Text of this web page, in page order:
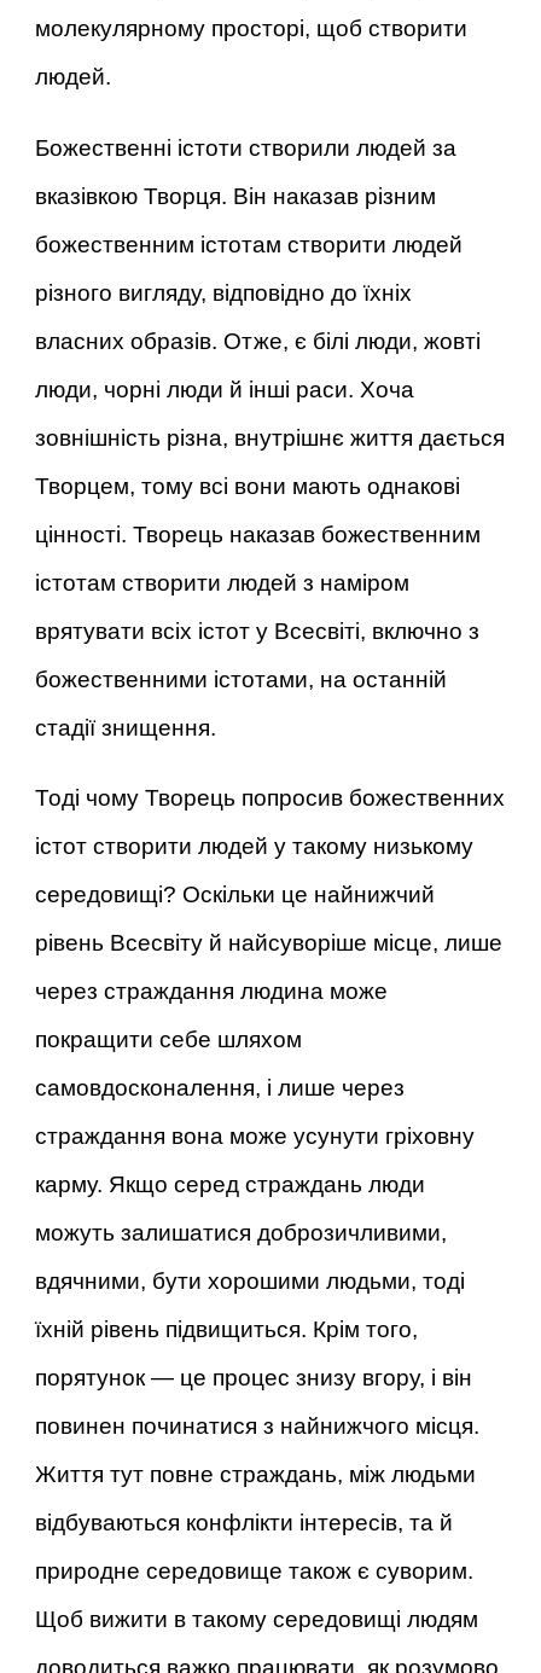
молекулярному просторі, щоб створити
людей.
Божественні істоти створили людей за
вказівкою Творця. Він наказав різним
божественним істотам створити людей
різного вигляду, відповідно до їхніх
власних образів. Отже, є білі люди, жовті
люди, чорні люди й інші раси. Хоча
зовнішність різна, внутрішнє життя дається
Творцем, тому всі вони мають однакові
цінності. Творець наказав божественним
істотам створити людей з наміром
врятувати всіх істот у Всесвіті, включно з
божественними істотами, на останній
стадії знищення.
Тоді чому Творець попросив божественних
істот створити людей у такому низькому
середовищі? Оскільки це найнижчий
рівень Всесвіту й найсуворіше місце, лише
через страждання людина може
покращити себе шляхом
самовдосконалення, і лише через
страждання вона може усунути гріховну
карму. Якщо серед страждань люди
можуть залишатися доброзичливими,
вдячними, бути хорошими людьми, тоді
їхній рівень підвищиться. Крім того,
порятунок — це процес знизу вгору, і він
повинен починатися з найнижчого місця.
Життя тут повне страждань, між людьми
відбуваються конфлікти інтересів, та й
природне середовище також є суворим.
Щоб вижити в такому середовищі людям
доводиться важко працювати, як розумово,